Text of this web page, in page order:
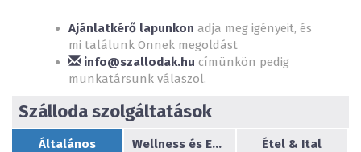
elfogyasztani, mely üzleti reggelik megfelelő helyszíne is
lehet. A szálloda- szolgáltatásainak és a szobák
kialakításának köszönhetően- kellemes pihenést nyújt
rövid és hosszútávon egyaránt. King size méretű ágyak,
kényelmes és pihentető alvást. A hotelhez kapcsolódó
mélygarázsnak köszönhetően a parkolást is könnyedén
megoldhatják mind az üzleti megbeszélésekre,
Ajánlatkérő lapunkon adja meg igényeit, és
mi találunk Önnek megoldást
info@szallodak.hu címünkön pedig
munkatársunk válaszol.
Szálloda szolgáltatások
Általános Wellness és Egészség Étel & Ital